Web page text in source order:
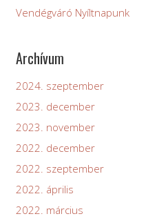
Vendégváró Nyíltnapunk
Archívum
2024. szeptember
2023. december
2023. november
2022. december
2022. szeptember
2022. április
2022. március